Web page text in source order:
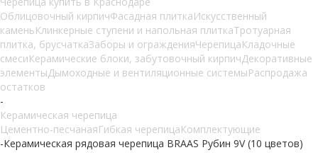
Облицовочный кирпичФасадная плиткаИскусственный
каменьКлинкерные ступени и напольная плиткаТротуарная
плитка, брусчаткаЗаборы и огражденияЧерепицаКладочные
смесиКерамические блоки, забутовочный кирпичДекоративные
элементыДымоходные и вентиляционные системыРаспродажа
остатков
-
Керамическая черепица
Цементно-песчанаяГибкая черепицаКомплектующие
-Керамическая рядовая черепица BRAAS Рубин 9V (10 цветов)